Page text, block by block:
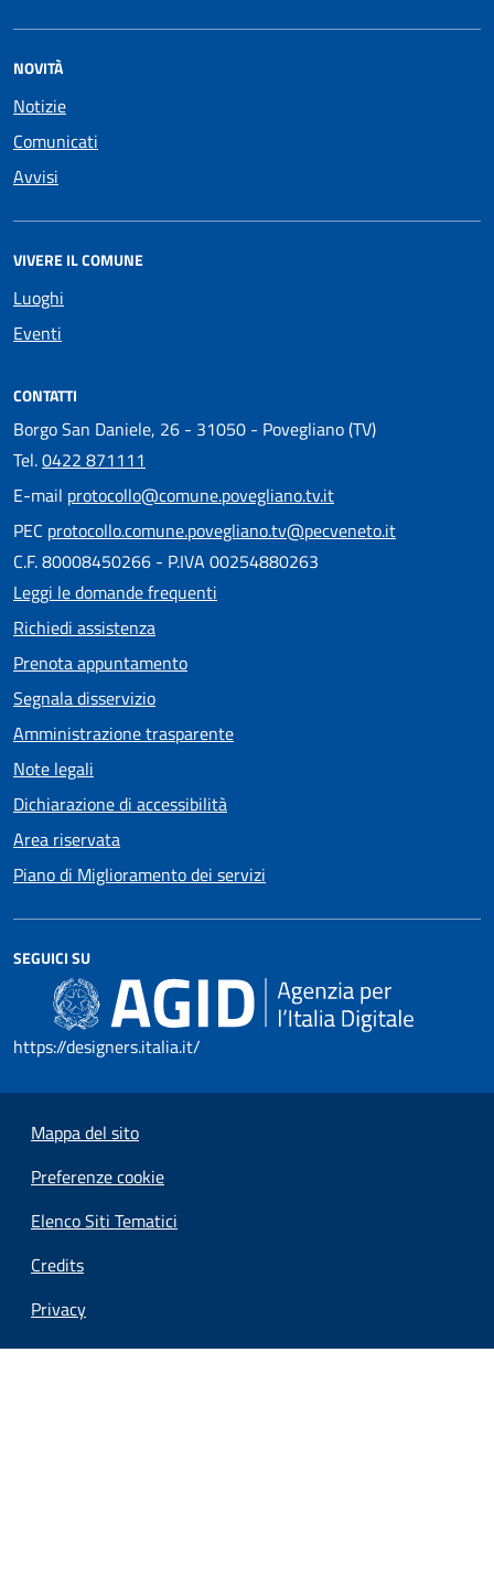
NOVITÀ
Notizie
Comunicati
Avvisi
VIVERE IL COMUNE
Luoghi
Eventi
CONTATTI
Borgo San Daniele, 26 - 31050 - Povegliano (TV)
Tel.0422 871111
E-mail protocollo@comune.povegliano.tv.it
PEC protocollo.comune.povegliano.tv@pecveneto.it
C.F. 80008450266 - P.IVA 00254880263
Leggi le domande frequenti
Richiedi assistenza
Prenota appuntamento
Segnala disservizio
Amministrazione trasparente
Note legali
Dichiarazione di accessibilità
Area riservata
Piano di Miglioramento dei servizi
SEGUICI SU
https://designers.italia.it/
Mappa del sito
Preferenze cookie
Elenco Siti Tematici
Credits
Privacy